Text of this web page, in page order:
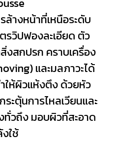
างหน้าที่เหนือระดับ
วิปฟองละเอียด ตัว
สกปรก คราบเครื่อง
และมลภาวะได้
ให้ผิวแห้งตึง ด้วยหัว
ะตุ้นการไหลเวียนและ
ทั่วถึง มอบผิวที่สะอาด
ใช้